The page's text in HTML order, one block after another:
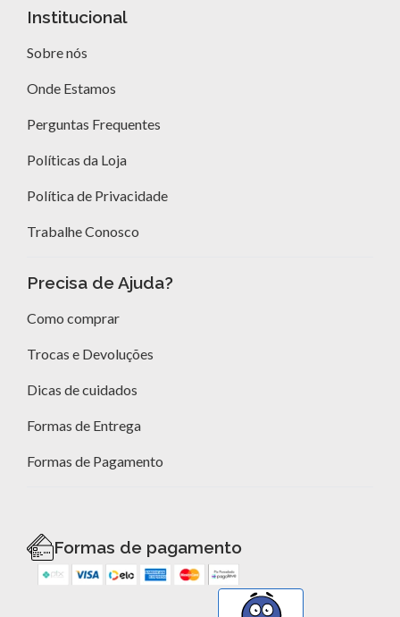
Institucional
Sobre nós
Onde Estamos
Perguntas Frequentes
Políticas da Loja
Política de Privacidade
Trabalhe Conosco
Precisa de Ajuda?
Como comprar
Trocas e Devoluções
Dicas de cuidados
Formas de Entrega
Formas de Pagamento
Formas de pagamento